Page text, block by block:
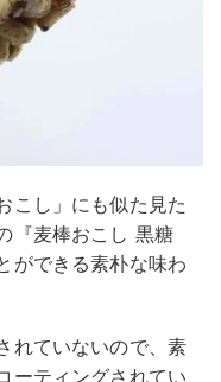
こし」にも似た見た
『麦棒おこし 黒糖
ができる素朴な味わ
れていないので、素
ーティングされてい